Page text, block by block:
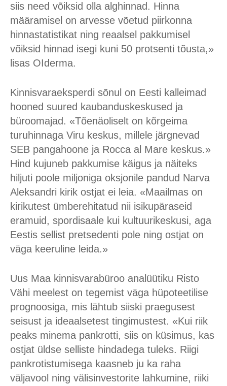
siis need võiksid olla alghinnad. Hinna
määramisel on arvesse võetud piirkonna
hinnastatistikat ning reaalsel pakkumisel
võiksid hinnad isegi kuni 50 protsenti tõusta,»
lisas OIderma.
Kinnisvaraeksperdi sõnul on Eesti kalleimad
hooned suured kaubanduskeskused ja
büroomajad. «Tõenäoliselt on kõrgeima
turuhinnaga Viru keskus, millele järgnevad
SEB pangahoone ja Rocca al Mare keskus.»
Hind kujuneb pakkumise käigus ja näiteks
hiljuti poole miljoniga oksjonile pandud Narva
Aleksandri kirik ostjat ei leia. «Maailmas on
kirikutest ümberehitatud nii isikupäraseid
eramuid, spordisaale kui kultuurikeskusi, aga
Eestis sellist pretsedenti pole ning ostjat on
väga keeruline leida.»
Uus Maa kinnisvarabüroo analüütiku Risto
Vähi meelest on tegemist väga hüpoteetilise
prognoosiga, mis lähtub siiski praegusest
seisust ja ideaalsetest tingimustest. «Kui riik
peaks minema pankrotti, siis on küsimus, kas
ostjat üldse selliste hindadega tuleks. Riigi
pankrotistumisega kaasneb ju ka raha
väljavool ning välisinvestorite lahkumine, riiki